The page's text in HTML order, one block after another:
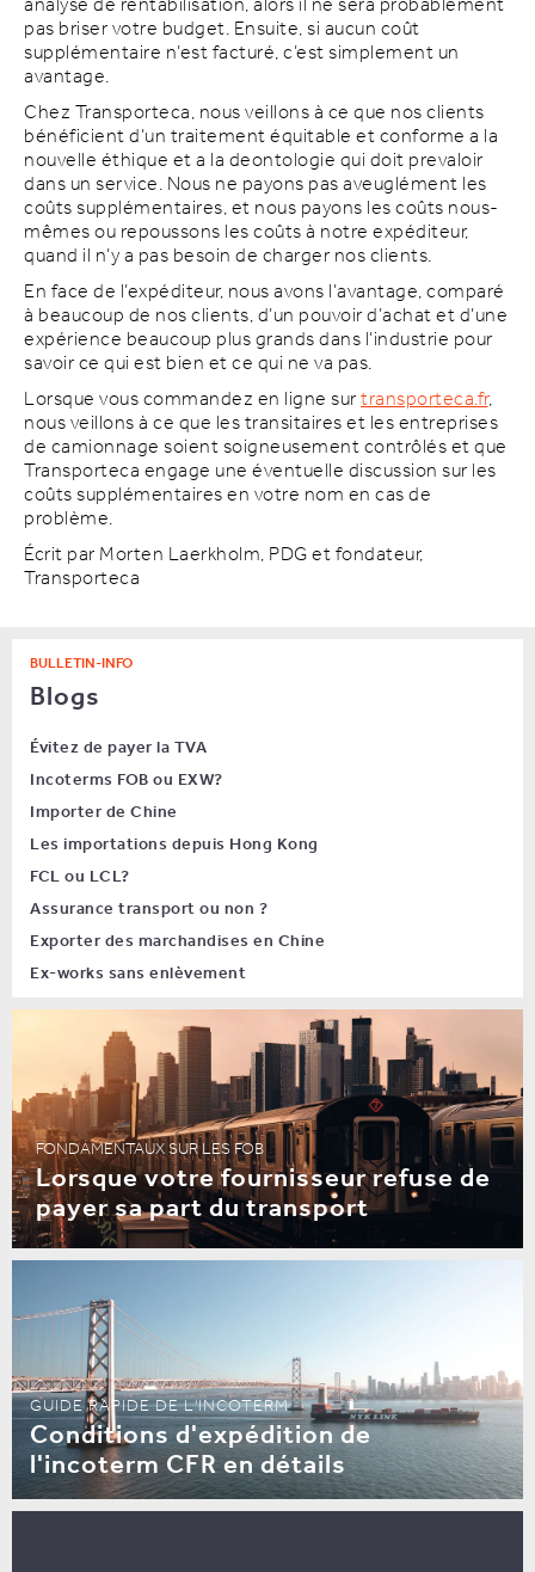
pas briser votre budget. Ensuite, si aucun coût
supplémentaire n’est facturé, c’est simplement un
avantage.
Chez Transporteca, nous veillons à ce que nos clients
bénéficient d’un traitement équitable et conforme a la
nouvelle éthique et a la deontologie qui doit prevaloir
dans un service. Nous ne payons pas aveuglément les
coûts supplémentaires, et nous payons les coûts nous-
mêmes ou repoussons les coûts à notre expéditeur,
quand il n’y a pas besoin de charger nos clients.
En face de l’expéditeur, nous avons l’avantage, comparé
à beaucoup de nos clients, d’un pouvoir d’achat et d’une
expérience beaucoup plus grands dans l’industrie pour
savoir ce qui est bien et ce qui ne va pas.
Lorsque vous commandez en ligne surtransporteca.fr,
nous veillons à ce que les transitaires et les entreprises
de camionnage soient soigneusement contrôlés et que
Transportecaengage une éventuelle discussion sur les
coûts supplémentaires en votre nom en cas de
problème.
Écrit par Morten Laerkholm, PDG et fondateur,
Transporteca
BULLETIN-INFO
Blogs
Évitez de payer la TVA
Incoterms FOB ou EXW?
Importer de Chine
Les importations depuis Hong Kong
FCL ou LCL?
Assurance transport ou non ?
Exporter des marchandises en Chine
Ex-works sans enlèvement
FONDAMENTAUX SUR LES FOB
Lorsque votre fournisseur refuse de
payer sa part du transport
GUIDE RAPIDE DE L'INCOTERM
Conditions d'expédition de
l'incoterm CFR en détails